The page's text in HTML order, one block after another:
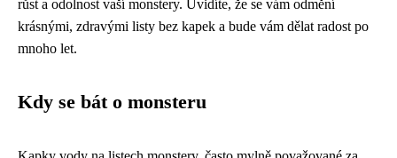
růst a odolnost vaší monstery. Uvidíte, že se vám odmění
krásnými, zdravými listy bez kapek a bude vám dělat radost po
mnoho let.
Kdy se bát o monsteru